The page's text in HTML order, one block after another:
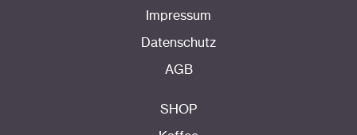
Impressum
Datenschutz
AGB
SHOP